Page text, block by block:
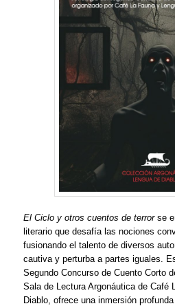
El Ciclo y otros cuentos de terrorse
literario que desafía las nociones
fusionando el talento de diversos
cautiva y perturba a partes iguales.
Segundo Concurso de Cuento Corto
Sala de Lectura Argonáutica de Café
Diablo, ofrece una inmersión